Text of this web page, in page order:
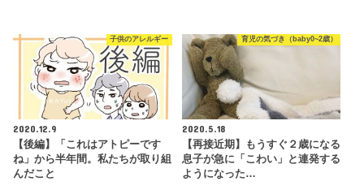
子供のアレルギー
2020.12.9
【後編】「これはアトピーです
ね」から半年間。私たちが取り組
んだこと
育児の気づき（baby0~2歳）
2020.5.18
【再接近期】もうすぐ２歳になる
息子が急に「こわい」と連発する
ようになった…